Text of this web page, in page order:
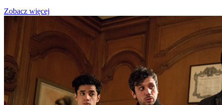
Zobacz więcej